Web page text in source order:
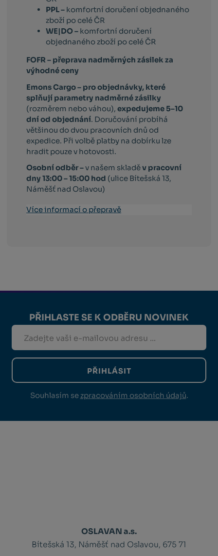
PPL – komfortní doručení objednaného
zboží po celé ČR
WE|DO – komfortní doručení
objednaného zboží po celé ČR
FOFR – přeprava nadměrných zásilek za
výhodné ceny
Emons Cargo – pro objednávky, které
splňují parametry nadměrné zásilky
(rozměrem nebo váhou),expedujeme 5–10
dní od objednání. Doručování probíhá
většinou do dvou pracovních dnů od
expedice. Při volbě platby na dobírku lze
hradit pouze v hotovosti.
Osobní odběr –v našem skladěv pracovní
dny 13:00 – 15:00 hod (ulice Bítešská 13,
Náměšť nad Oslavou)
Více informací o přepravě
PŘIHLASTE SE K ODBĚRU NOVINEK
PŘIHLÁSIT
Souhlasím se zpracováním osobních údajů.
OSLAVAN a.s.
Bítešská 13, Náměšť nad Oslavou, 675 71